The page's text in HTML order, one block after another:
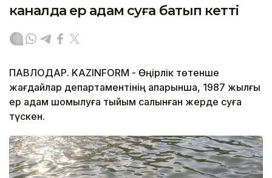
каналда ер адам суға батып кетті
ПАВЛОДАР. KAZINFORM - Өңірлік төтенше
жағдайлар департаментінің ақпарынша, 1987 жылғы
ер адам шомылуға тыйым салынған жерде суға
түскен.